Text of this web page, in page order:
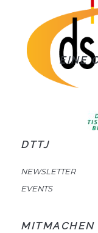
EINE
DTTJ
NEWSLETTER
EVENTS
MITMACHEN